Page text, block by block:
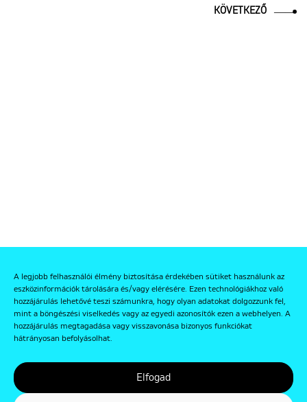
A legjobb felhasználói élmény biztosítása érdekében sütiket használunk az
eszközinformációk tárolására és/vagy elérésére. Ezen technológiákhoz való
hozzájárulás lehetővé teszi számunkra, hogy olyan adatokat dolgozzunk fel,
mint a böngészési viselkedés vagy az egyedi azonosítók ezen a webhelyen. A
hozzájárulás megtagadása vagy visszavonása bizonyos funkciókat
hátrányosan befolyásolhat.
Elfogad
KÖVETKEZŐ